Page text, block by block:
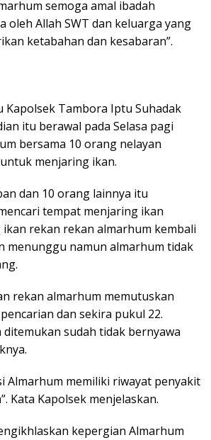
semoga amal ibadah
oleh Allah SWT dan keluarga yang
ketabahan dan kesabaran”.
Kapolsek Tambora Iptu Suhadak
itu berawal pada Selasa pagi
bersama 10 orang nelayan
menjaring ikan.
dan 10 orang lainnya itu
tempat menjaring ikan
rekan rekan almarhum kembali
menunggu namun almarhum tidak
rekan almarhum memutuskan
dan sekira pukul 22.
ditemukan sudah tidak bernyawa
Almarhum memiliki riwayat penyakit
Kata Kapolsek menjelaskan.
kepergian Almarhum